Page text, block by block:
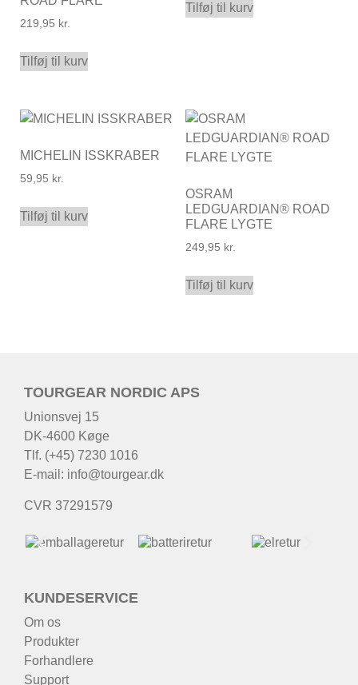
219,95 kr.
Tilføj til kurv
Tilføj til kurv
MICHELIN ISSKRABER
59,95 kr.
Tilføj til kurv
OSRAM
LEDGUARDIAN® ROAD
FLARE LYGTE
249,95 kr.
Tilføj til kurv
TOURGEAR NORDIC APS
Unionsvej 15
DK-4600 Køge
Tlf. (+45) 7230 1016
E-mail: info@tourgear.dk
CVR 37291579
KUNDESERVICE
Om os
Produkter
Forhandlere
Support